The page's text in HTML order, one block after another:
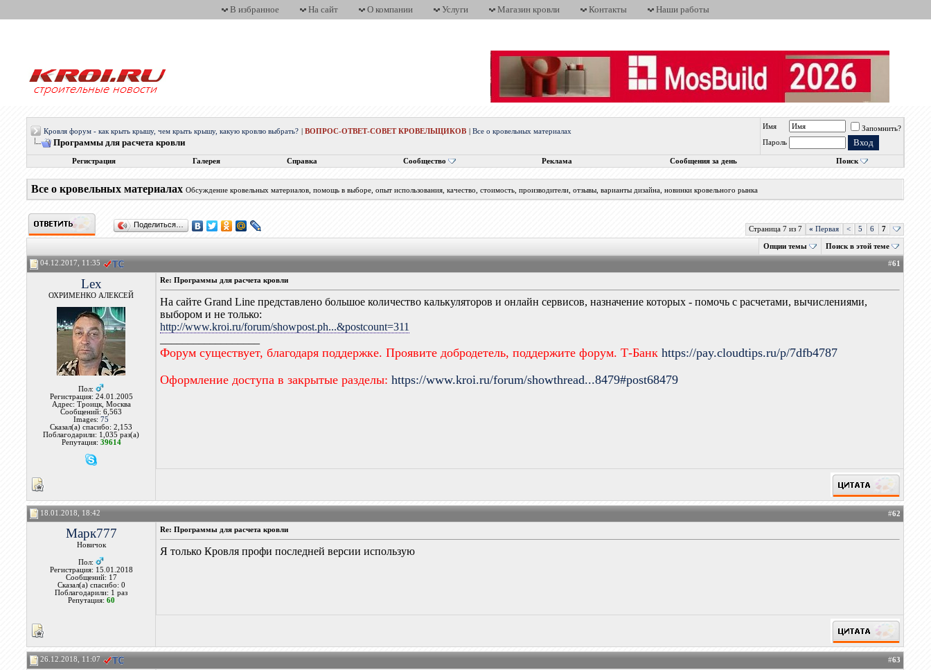
В избранное На сайт О компании Услуги Магазин кровли Контакты Наши работы
Кровля форум - как крыть крышу, чем крыть крышу, какую кровлю выбрать? |ВОПРОС-ОТВЕТ-СОВЕТ КРОВЕЛЬЩИКОВ |Все о кровельных материалах
Программы для расчета кровли
Имя
Запомнить?
Пароль
Регистрация Галерея Справка Сообщество Реклама Сообщения за день Поиск
Все о кровельных материалах Обсуждение кровельных материалов, помощь в выборе, опыт использования, качество, стоимость, производители, отзывы, варианты дизайна, новинки кровельного рынка
Поделиться…
Страница 7 из 7 « Первая < 5 6 7
Опции темы Поиск в этой теме
04.12.2017, 11:35 #61
Lex
ОХРИМЕНКО АЛЕКСЕЙ
Пол:
Регистрация: 24.01.2005
Адрес: Троицк, Москва
Сообщений: 6,563
Images:75
Сказал(а) спасибо: 2,153
Поблагодарили: 1,035 раз(а)
Репутация: 39614
Re: Программы для расчета кровли
На сайте Grand Line представлено большое количество калькуляторов и онлайн сервисов, назначение которых - помочь с расчетами, вычислениями,
выбором и не только:
http://www.kroi.ru/forum/showpost.ph...&postcount=311
Форум существует, благодаря поддержке. Проявите добродетель, поддержите форум. Т-Банкhttps://pay.cloudtips.ru/p/7dfb4787
Оформление доступа в закрытые разделы:https://www.kroi.ru/forum/showthread...8479#post68479
18.01.2018, 18:42 #62
Марк777
Новичок
Пол:
Регистрация: 15.01.2018
Сообщений: 17
Сказал(а) спасибо: 0
Поблагодарили: 1 раз
Репутация: 60
Re: Программы для расчета кровли
Я только Кровля профи последней версии использую
26.12.2018, 11:07 #63